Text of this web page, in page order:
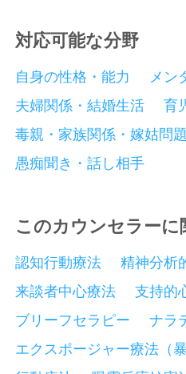
対応可能な分野
自身の性格・能力
メン
夫婦関係・結婚生活
育
毒親・家族関係・嫁姑問題
愚痴聞き・話し相手
このカウンセラーに
認知行動療法
精神分析
来談者中心療法
支持的
ブリーフセラピー
ナラ
エクスポージャー療法（暴